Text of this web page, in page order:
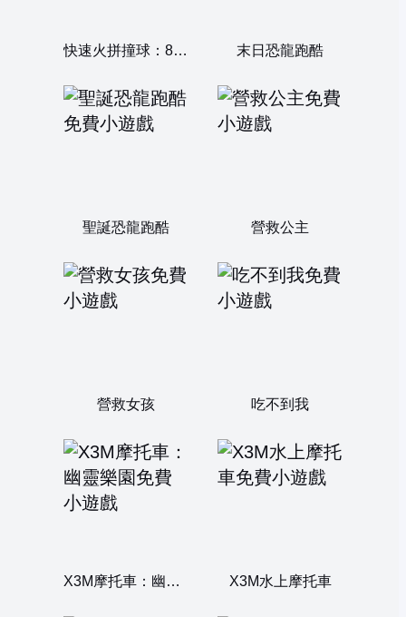
快速火拼撞球：8號球 末日恐龍跑酷
聖誕恐龍跑酷 營救公主
營救女孩 吃不到我
X3M摩托車：幽靈樂園 X3M水上摩托車